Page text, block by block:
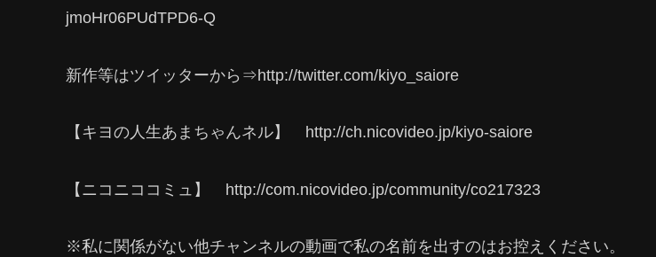
jmoHr06PUdTPD6-Q
新作等はツイッターから⇒http://twitter.com/kiyo_saiore
【キヨの人生あまちゃんネル】 http://ch.nicovideo.jp/kiyo-saiore
【ニコニココミュ】 http://com.nicovideo.jp/community/co217323
※私に関係がない他チャンネルの動画で私の名前を出すのはお控えください。